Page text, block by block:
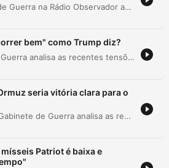
O episódio do Gabinete de Guerra na Rádio Observador apresenta uma análise detalhada sobre as recentes movimentações geopolíticas no Médio Oriente e o impacto do conflito entre Rússia e Ucrânia. O professor catedrático Luís Tomé discute o potencial acordo entre Irão e Omã sobre o Estreito de Hormuz, a formação de um novo pacto de defesa trilateral entre Arábia Saudita, Paquistão e Turquia, e os rumores sobre a instabilidade no regime iraniano. Além disso, aborda as acusações russas de envolvimento da NATO na guerra ucraniana e os riscos de ataques híbridos contra membros da aliança atlântica até 2029.
bem" como Trump diz?
O programa Gabinete de Guerra analisa as recentes tensões geopolíticas no Médio Oriente, focando-se no potencial acordo bilateral entre o Irão e Omã sobre o Estreito de Hormuz. A especialista em relações internacionais Ana Cavalieri discute as implicações deste acordo para a administração de Donald Trump, abordando a falta de mísseis no exército norte-americano, os desafios económicos relacionados com o preço dos combustíveis e o impacto das eleições intercalares nos Estados Unidos na estratégia de política externa. A discussão explora também o papel da Guarda Revolucionária Iraniana, as dinâmicas de influência entre Israel e Arábia Saudita e o risco de uma escalada militar que possa comprometer a segurança energética global e a liberdade de navegação em pontos estratégicos.
seria vitória clara para o
O episódio do programa Gabinete de Guerra analisa as recentes tensões geopolíticas no Médio Oriente e na Europa. A analista Helena Ferro Gouveia discute as conversações entre o Irão e Omã sobre a navegação no Estreito de Hormuz, avaliando as incertezas sobre um possível acordo e o papel da coerção psicológica iraniana contra os Estados do Golfo. O debate aborda ainda elementos ideológicos como o mahadismo e o impacto de crenças escatológicas na política externa do regime teocrático. Na segunda parte, a análise foca-se nos recentes atos de sabotagem atribuídos à Rússia em território alemão, especificamente o incidente envolvendo um avião ucraniano no aeroporto de Leipzig. A discussão explora a estratégia de guerra híbrida russa e as suas implicações para a logística europeia e para a estabilidade política da Alemanha.
Patriot é baixa e